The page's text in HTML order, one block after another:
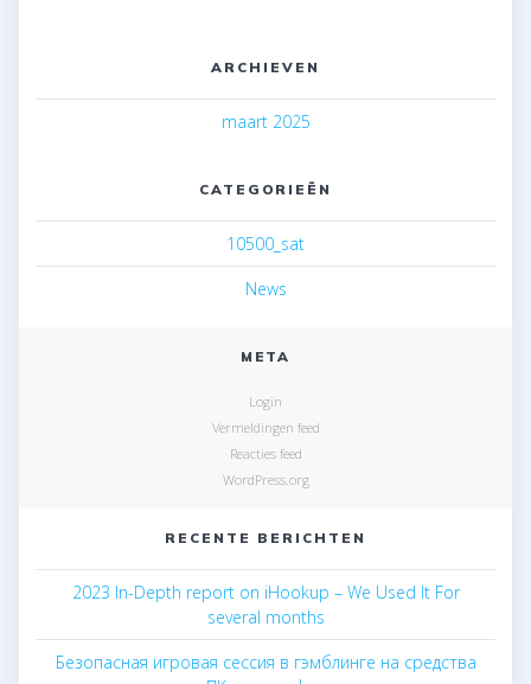
ARCHIEVEN
maart 2025
CATEGORIEËN
10500_sat
News
META
Login
Vermeldingen feed
Reacties feed
WordPress.org
RECENTE BERICHTEN
2023 In-Depth report on iHookup – We Used It For
several months
Безопасная игровая сессия в гэмблинге на средства